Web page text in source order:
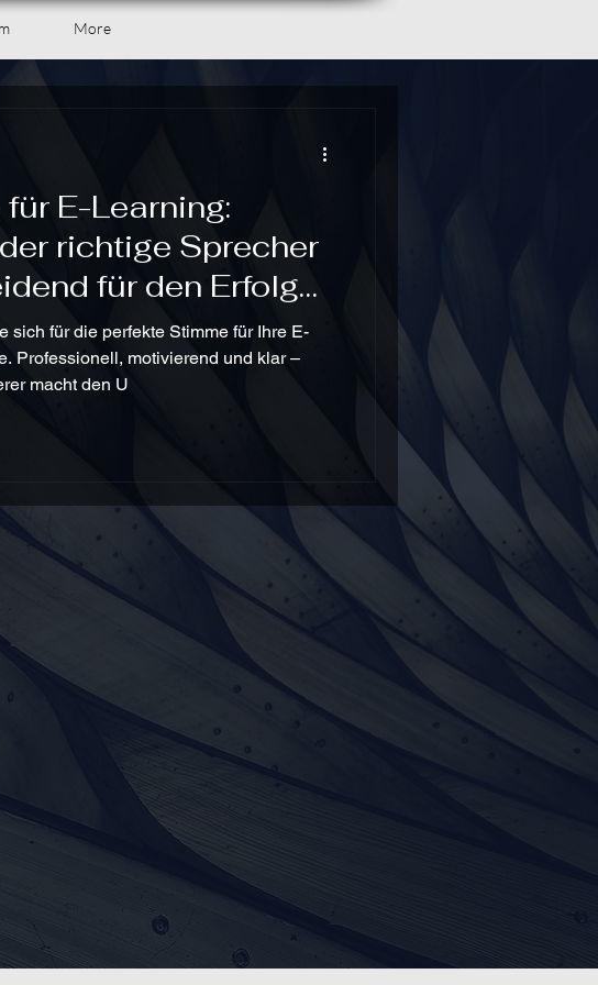
More
E-Learning:
richtige Sprecher
für den Erfolg
Inhalte ist
sich für die perfekte Stimme für Ihre E-
Professionell, motivierend und klar –
macht den U